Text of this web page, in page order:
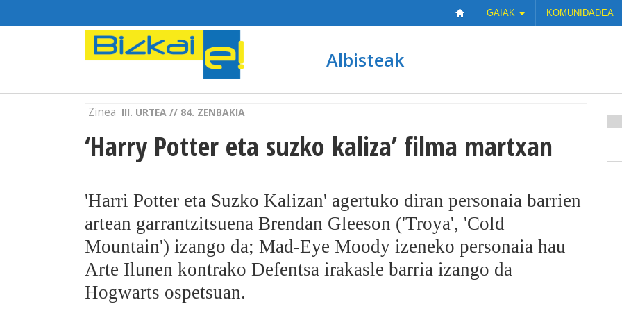
GAIAK KOMUNIDADEA
Albisteak
Zinea III. URTEA // 84. ZENBAKIA
‘Harry Potter eta suzko kaliza’ filma martxan
'Harri Potter eta Suzko Kalizan' agertuko diran personaia barrien
artean garrantzitsuena Brendan Gleeson ('Troya', 'Cold
Mountain') izango da; Mad-Eye Moody izeneko personaia hau
Arte Ilunen kontrako Defentsa irakasle barria izango da
Hogwarts ospetsuan.